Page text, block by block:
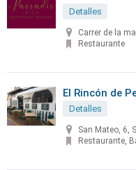
Detalles
Carrer de la
Restaurante
El Rincón de
Detalles
San Mateo, 6,
Restaurante,